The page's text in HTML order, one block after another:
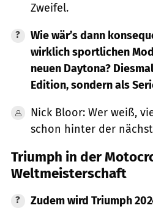
Zweifel.
Wie wär’s dann
wirklich sportlichen
neuen Daytona?
Edition, sondern als
Nick Bloor: Wer weiß,
schon hinter der
Triumph in der
Weltmeisterschaft
Zudem wird Triumph